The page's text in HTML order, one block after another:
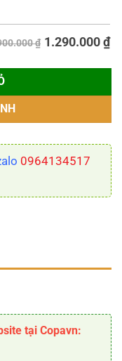
₫ 1.290.000₫
0964134517
tại Copavn: